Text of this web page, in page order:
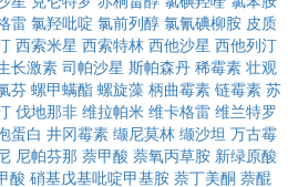
雷 氯羟吡啶 氯前列醇 氯氰碘柳胺 皮质
西索米星 西索特林 西他沙星 西他列汀
长激素 司帕沙星 斯帕森丹 稀霉素 壮观
芬 螺甲螨酯 螺旋藻 柄曲霉素 链霉素 苏
伐地那非 维拉帕米 维卡格雷 维兰特罗
蛋白 井冈霉素 缬尼莫林 缬沙坦 万古霉
尼帕芬那 萘甲酸 萘氧丙草胺 新绿原酸
酸 硝基戊基吡啶甲基胺 萘丁美酮 萘醌